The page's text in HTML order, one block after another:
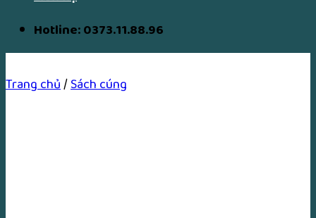
Hotline: 0373.11.88.96
Trang chủ/Sách cúng